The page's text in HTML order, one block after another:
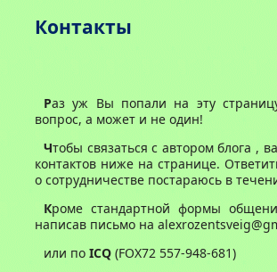
Контакты
Раз уж Вы попали на эту
вопрос, а может и не один!
Чтобы связаться с автором блога ,
контактов ниже на странице.
о сотрудничестве постараюсь в
Кроме стандартной формы
написав письмо на
или по ICQ (FOX72 557-948-681)